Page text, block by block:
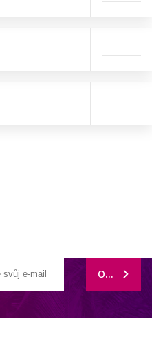
ODEBÍRAT